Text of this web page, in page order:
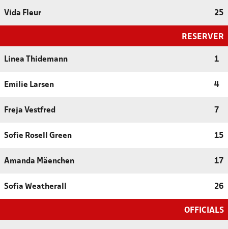
Vida Fleur 25
RESERVER
Linea Thidemann 1
Emilie Larsen 4
Freja Vestfred 7
Sofie Rosell Green 15
Amanda Mäenchen 17
Sofia Weatherall 26
OFFICIALS